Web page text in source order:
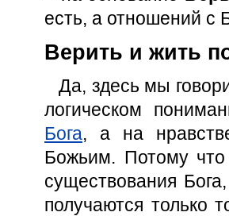
есть, а отношений с
Верить и жить
Да, здесь мы
логическом
Бога, а на
Божьим. Потому
существования
получаются только